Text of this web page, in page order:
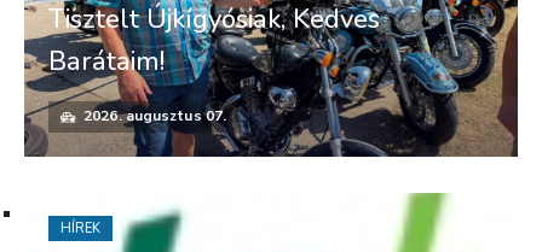
Tisztelt Újkígyósiak, Kedves
Barátaim!
2026. augusztus 07.
HÍREK